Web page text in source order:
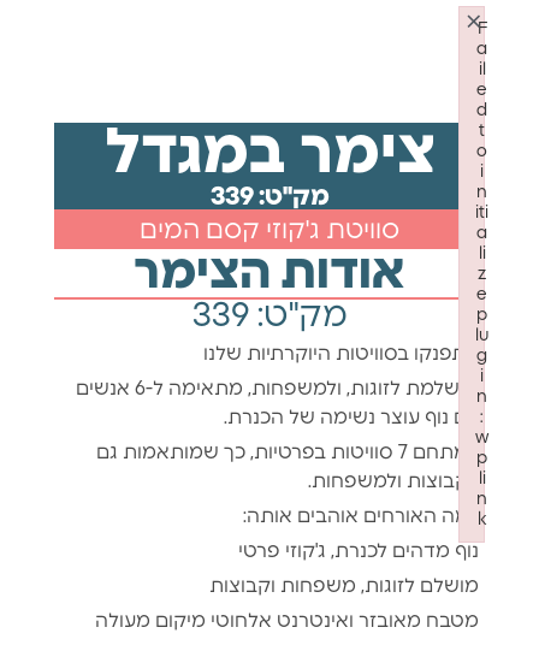
צימר במגדל
מק"ט: 339
סוויטת ג'קוזי קסם המים
אודות הצימר
מק"ט: 339
התפנקו בסוויטות היוקרתיות שלנו
מושלמת לזוגות, ולמשפחות, מתאימה ל-6 אנשים
עם נוף עוצר נשימה של הכנרת.
במתחם 7 סוויטות בפרטיות, כך שמותאמות גם
לקבוצות ולמשפחות.
למה האורחים אוהבים אותה:
נוף מדהים לכנרת, ג'קוזי פרטי
מושלם לזוגות, משפחות וקבוצות
מטבח מאובזר ואינטרנט אלחוטי מיקום מעולה
F
a
il
e
d
t
o
i
n
iti
a
li
z
e
p
lu
g
i
n
:
w
p
li
n
k
×
Failed to